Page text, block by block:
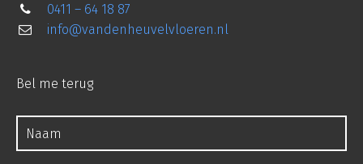
0411 – 64 18 87
info@vandenheuvelvloeren.nl
Bel me terug